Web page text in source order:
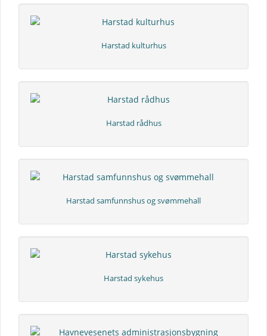
Harstad kulturhus
Harstad rådhus
Harstad samfunnshus og svømmehall
Harstad sykehus